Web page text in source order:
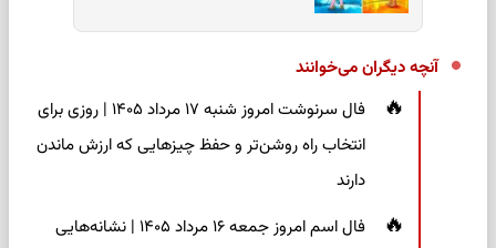
آنچه دیگران می‌خوانند
فال سرنوشت امروز شنبه ۱۷ مرداد ۱۴۰۵ | روزی برای
انتخاب راه روشن‌تر و حفظ چیزهایی که ارزش ماندن
دارند
فال اسم امروز جمعه ۱۶ مرداد ۱۴۰۵ | نشانه‌هایی